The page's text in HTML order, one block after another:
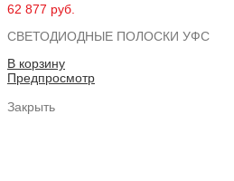
62 877 руб.
СВЕТОДИОДНЫЕ ПОЛОСКИ УФС
В корзину
Предпросмотр
Закрыть